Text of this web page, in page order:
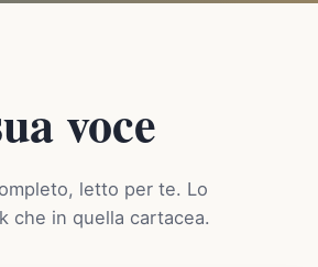
voce
letto per te. Lo
che in quella cartacea.